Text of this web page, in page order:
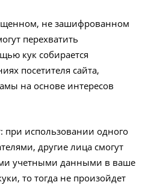
не зашифрованном
перехватить
кук собирается
посетителя сайта,
на основе интересов
использовании одного
другие лица смогут
учетными данными в ваше
то тогда не произойдет